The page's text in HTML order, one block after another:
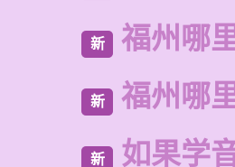
新 福州哪
新 福州哪
新 如果学